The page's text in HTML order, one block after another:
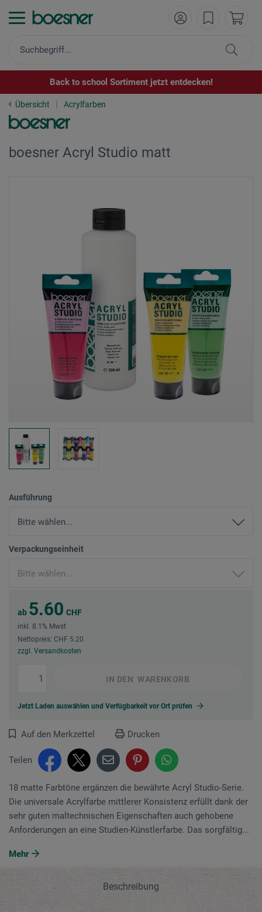
Back to school Sortiment jetzt entdecken!
Übersicht Acrylfarben
boesner Acryl Studio matt
Ausführung
Verpackungseinheit
ab 5.60 CHF
inkl. 8.1% Mwst
Nettopreis: CHF 5.20
zzgl. Versandkosten
IN DEN WARENKORB
Jetzt Laden auswählen und Verfügbarkeit vor Ort prüfen
Auf den Merkzettel Drucken
Teilen
18 matte Farbtöne ergänzen die bewährte Acryl Studio-Serie.
Die universale Acrylfarbe mittlerer Konsistenz erfüllt dank der
sehr guten maltechnischen Eigenschaften auch gehobene
Anforderungen an eine Studien-Künstlerfarbe. Das sorgfältig...
Mehr
Beschreibung